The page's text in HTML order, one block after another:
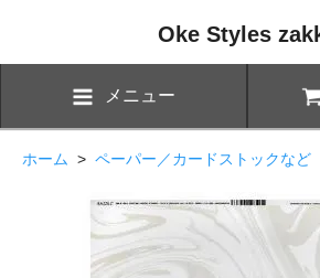
Oke Styles
メニュー
ホーム > ペーパー／カードストックなど